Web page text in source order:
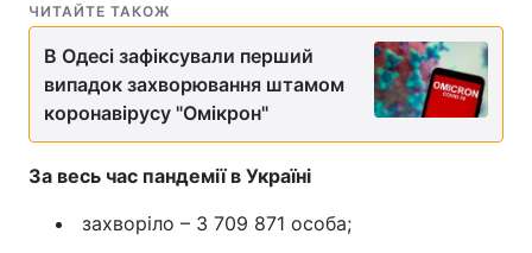
ЧИТАЙТЕ ТАКОЖ
В Одесі зафіксували перший
випадок захворювання штамом
коронавірусу "Омікрон"
За весь час пандемії в Україні
захворіло – 3 709 871 особа;